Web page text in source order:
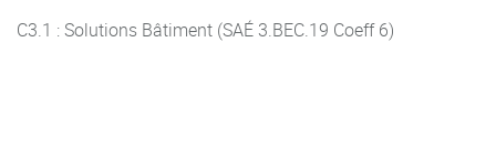
C3.1 : Solutions Bâtiment (SAÉ 3.BEC.19 Coeff 6)